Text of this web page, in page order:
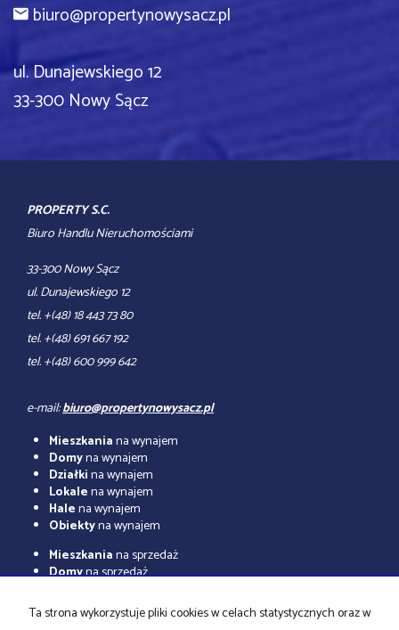
biuro@propertynowysacz.pl
ul. Dunajewskiego 12
33-300 Nowy Sącz
PROPERTY S.C.
Biuro Handlu Nieruchomościami
33-300 Nowy Sącz
ul. Dunajewskiego 12
tel. +(48) 18 443 73 80
tel. +(48) 691 667 192
tel. +(48) 600 999 642
e-mail:biuro@propertynowysacz.pl
Mieszkaniana wynajem
Domyna wynajem
Działkina wynajem
Lokalena wynajem
Halena wynajem
Obiektyna wynajem
Mieszkaniana sprzedaż
Domyna sprzedaż
Lokalena sprzedaż
Halena sprzedaż
Ta strona wykorzystuje pliki cookies w celach statystycznych oraz w